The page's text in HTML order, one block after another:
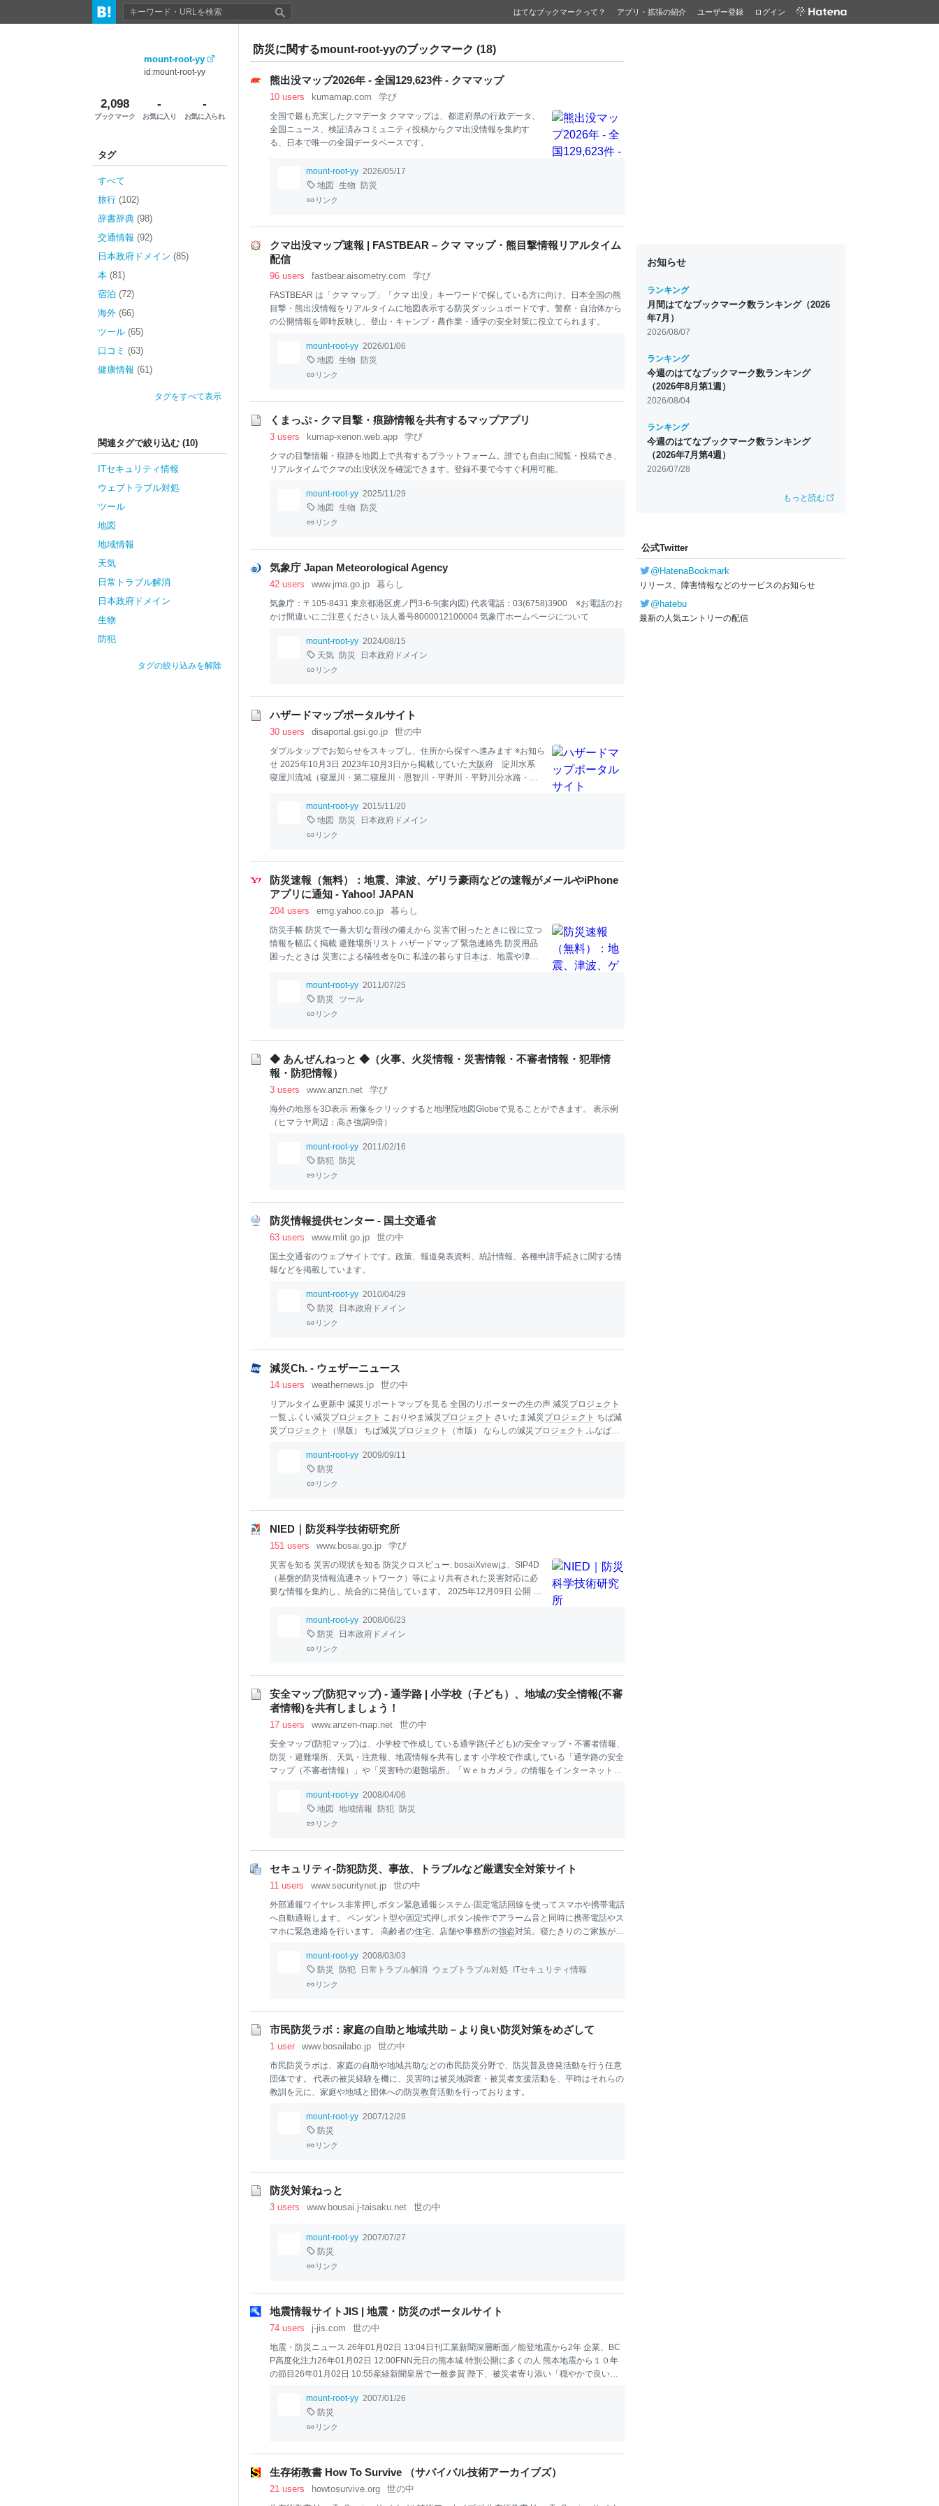
はてなブックマークって？ アプリ・拡張の紹介 ユーザー登録 ログイン
mount-root-yy
id:mount-root-yy
2,098
ブックマーク
-
お気に入り
-
お気に入られ
タグ
すべて
旅行 (102)
辞書辞典 (98)
交通情報 (92)
日本政府ドメイン (85)
本 (81)
宿泊 (72)
海外 (66)
ツール (65)
口コミ (63)
健康情報 (61)
タグをすべて表示
関連タグで絞り込む (10)
ITセキュリティ情報
ウェブトラブル対処
ツール
地図
地域情報
天気
日常トラブル解消
日本政府ドメイン
生物
防犯
タグの絞り込みを解除
防災に関するmount-root-yyのブックマーク (18)
熊出没マップ2026年 - 全国129,623件 - クママップ
10 users kumamap.com 学び
全国で最も充実したクマデータ クママップは、都道府県の行政データ、
全国ニュース、検証済みコミュニティ投稿からクマ出没情報を集約す
る、日 本で唯一の全国データベースです。
mount-root-yy 2026/05/17
地図
生物 防災
リンク
クマ出没マップ速報 | FASTBEAR – クマ マップ・熊目撃情報リアルタイム
配信
96 users fastbear.aisometry.com 学び
FASTBEAR は「クマ マップ」「クマ 出没」キーワードで探している方に向け、日 本全国の熊
目撃・熊出没情報をリアルタイムに地図表示する防災ダッシュボードです。警察・自治体から
の公開情報を即時反映し、登山・キャンプ・農作業・通学の安全対策に役立てられます。
mount-root-yy 2026/01/06
地図
生物 防災
リンク
くまっぷ - クマ目撃・痕跡情報を共有するマップアプリ
3 users kumap-xenon.web.app 学び
クマの目撃情報・痕跡を地図上で共有するプラットフォーム。誰でも自由に閲覧・投稿でき、
リアルタイムでクマの出没状況を確認できます。登録不要で今すぐ利用可能。
mount-root-yy 2025/11/29
地図
生物 防災
リンク
気象庁 Japan Meteorological Agency
42 users www.jma.go.jp 暮らし
気象庁：〒105-8431 東京都港区虎ノ門3-6-9(案内図) 代表電話：03(6758)3900 ※お電話のお
かけ間違いにご注意ください 法人番号8000012100004 気象庁ホームページについて
mount-root-yy 2024/08/15
天気
防災 日本政府ドメイン
リンク
ハザードマップポータルサイト
30 users disaportal.gsi.go.jp 世の中
ダブルタップでお知らせをスキップし、住所から探すへ進みます ※お知ら
せ 2025年10月3日 2023年10月3日から掲載していた大阪 府 淀川水系
寝屋川流域（寝屋川・第二寝屋川・恩智川・平野川・平野川分水路・古
データを修正中のため、掲載を一時停止しています。 寝屋川流域の浸水
継続時間（想定最大規模）については 大阪
い。 2025年3月17日 重ねるハザードマップの改良を行いました。詳細
mount-root-yy 2015/11/20
地図
防災 日本政府ドメイン
リンク
防災速報（無料）：地震、津波、ゲリラ豪雨などの速報がメールやiPhone
アプリに通知 - Yahoo! JAPAN
204 users emg.yahoo.co.jp 暮らし
防災手帳 防災で一番大切な普段の備えから 災害で困ったときに役に立つ
情報を幅広く掲載 避難場所リスト ハザードマップ 緊急連絡先 防災用品
困ったときは 災害による犠牲者を0に 私達の暮らす日 本は、地震や津
とりが備え、助け合い、災害による犠牲者を0にするために、 命を守る行
動につながる防災情報を、
mount-root-yy 2011/07/25
防災
ツール
リンク
◆ あんぜんねっと ◆（火事、火災情報・災害情報・不審者情報・犯罪情
報・防犯情報）
3 users www.anzn.net 学び
海外の地形を3D表示 画像をクリックすると地理院地図Globeで見ることができます。 表示例
（ヒマラヤ周辺：高さ強調9倍）
mount-root-yy 2011/02/16
防犯
防災
リンク
防災情報提供センター - 国土交通省
63 users www.mlit.go.jp 世の中
国土交通省のウェブサイトです。政策、報道発表資料、統計情報、各種申請手続きに関する情
報などを掲載しています。
mount-root-yy 2010/04/29
防災
日本政府ドメイン
リンク
減災Ch. - ウェザーニュース
14 users weathernews.jp 世の中
リアルタイム更新中 減災リポートマップを見る 全国のリポーターの生の声 減災 プロジェクト
一覧 ふくい減災 プロジェクト こおりやま減災 プロジェクト さいたま減災 プロジェクト ちば減
災 プロジェクト （県版） ちば減災 プロジェクト （市版） ならしの減災 プロジェクト ふなばし
しが減災プロジェクトきょうと減災
プロジェクト
mount-root-yy 2009/09/11
防災
リンク
NIED｜防災科学技術研究所
151 users www.bosai.go.jp 学び
災害を知る 災害の現状を知る 防災クロスビュー: bosaiXviewは、SIP4D
（基盤的防災情報流通ネットワーク）等により共有された災害対応に必
要な情報を集約し、統合的に発信しています。 2025年12月09日 公開 防
震源とする地震 もっと見る これからの災害に備える リアルタイムの観測
情報などの生のデータを、ユーザーニーズに合わせて利活用できるカタ
チに知的処理された情報が「情報プロダクツ」です。 防災科研は、ユー
mount-root-yy 2008/06/23
防災
日本政府ドメイン
リンク
安全マップ(防犯マップ) - 通学路 | 小学校（子ども）、地域の安全情報(不審
者情報)を共有しましょう！
17 users www.anzen-map.net 世の中
安全マップ(防犯マップ)は、小学校で作成している通学路(子ども)の安全マップ・不審者情報、
防災・避難場所、天気・注意報、地震情報を共有します 小学校で作成している「通学路の安全
マップ（不審者情報）」や「災害時の避難場所」「Ｗｅｂカメラ」の情報をインターネットの
報をみんなで共有しましょう
mount-root-yy 2008/04/06
地図
地域情報 防犯 防災
リンク
セキュリティ-防犯防災、事故、トラブルなど厳選安全対策サイト
11 users www.securitynet.jp 世の中
外部通報ワイヤレス非常押しボタン緊急通報システム-固定電話回線を使ってスマホや携帯電話
へ自動通報します。 ペンダント型や固定式押しボタン操作でアラーム音と同時に携帯電話やス
マホに緊急連絡を行います。 高齢者の住宅、店舗や事務所の強盗対策。寝たきりのご家族がご
現在お使いの固定電話回線を一時的に使用する緊急呼び出しシステムです。専用の電話回線は
必要ありません。 非常押しボタンを押すと１回数十円程度の電話料金で機械が指定の電話番号
へ自動的にコールする運用イメージとなります。
mount-root-yy 2008/03/03
防災
防犯 日常トラブル解消 ウェブトラブル対処 ITセキュリティ情報
リンク
市民防災ラボ：家庭の自助と地域共助－より良い防災対策をめざして
1 user www.bosailabo.jp 世の中
市民防災ラボは、家庭の自助や地域共助などの市民防災分野で、防災普及啓発活動を行う任意
団体です。 代表の被災経験を機に、災害時は被災地調査・被災者支援活動を、平時はそれらの
教訓を元に、家庭や地域と団体への防災教育活動を行っております。
mount-root-yy 2007/12/28
防災
リンク
防災対策ねっと
3 users www.bousai.j-taisaku.net 世の中
mount-root-yy 2007/07/27
防災
リンク
地震情報サイトJIS | 地震・防災のポータルサイト
74 users j-jis.com 世の中
地震・防災ニュース 26年01月02日 13:04日刊工業新聞深層断面／能登地震から2年 企業、BC
P高度化注力26年01月02日 12:00FNN元日の熊本城 特別公開に多くの人 熊本地震から１０年
の節目26年01月02日 10:55産経新聞皇居で一般参賀 陛下、被災者寄り添い「穏やかで良い
小惑星の衝突直後に起きたことがわかった26年01月02日 05:00日経新聞首都直下地震で懸念の
「災害関連死」、能登は審査待ち240件 滞る認定26年01月01日 21:11日経新聞能登半島地震2
年、焼け跡に向かい黙とう 被災各地で犠牲者しのぶ26年01月01日 21:06読売新聞能登地震で
った」26年0
mount-root-yy 2007/01/26
防災
リンク
生存術教書 How To Survive （サバイバル技術アーカイブズ）
21 users howtosurvive.org 世の中
お知らせ
ランキング
月間はてなブックマーク数ランキング（2026
年7月）
2026/08/07
ランキング
今週のはてなブックマーク数ランキング
（2026年8月第1週）
2026/08/04
ランキング
今週のはてなブックマーク数ランキング
（2026年7月第4週）
2026/07/28
もっと読む
公式Twitter
@HatenaBookmark
リリース、障害情報などのサービスのお知らせ
@hatebu
最新の人気エントリーの配信